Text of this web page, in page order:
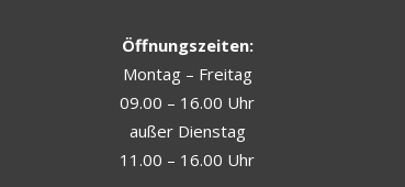
Öffnungszeiten:
Montag – Freitag
09.00 – 16.00 Uhr
außer Dienstag
11.00 – 16.00 Uhr